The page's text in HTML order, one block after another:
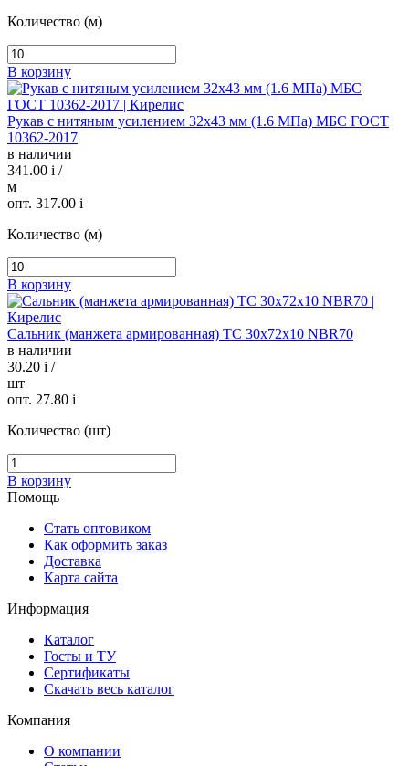
Количество (м)
В корзину
Рукав с нитяным усилением 32х43 мм (1.6 МПа) МБС ГОСТ
10362-2017
в наличии
341.00 i /
м
опт. 317.00 i
Количество (м)
В корзину
Сальник (манжета армированная) TC 30х72х10 NBR70
в наличии
30.20 i /
шт
опт. 27.80 i
Количество (шт)
В корзину
Помощь
Стать оптовиком
Как оформить заказ
Доставка
Карта сайта
Информация
Каталог
Госты и ТУ
Сертификаты
Скачать весь каталог
Компания
О компании